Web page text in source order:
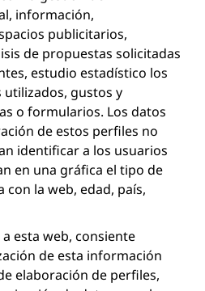
información,
publicitarios,
de propuestas solicitadas
estudio estadístico los
gustos y
o formularios. Los datos
de estos perfiles no
identificar a los usuarios
en una gráfica el tipo de
la web, edad, país,
esta web, consiente
de esta información
elaboración de perfiles,